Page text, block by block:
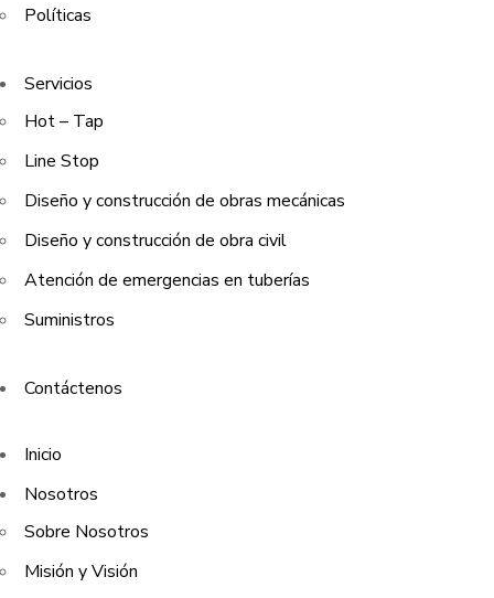
Políticas
Servicios
Hot – Tap
Line Stop
Diseño y construcción de obras mecánicas
Diseño y construcción de obra civil
Atención de emergencias en tuberías
Suministros
Contáctenos
Inicio
Nosotros
Sobre Nosotros
Misión y Visión